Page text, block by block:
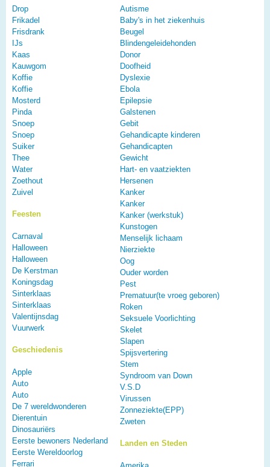
Drop
Frikadel
Frisdrank
IJs
Kaas
Kauwgom
Koffie
Koffie
Mosterd
Pinda
Snoep
Snoep
Suiker
Thee
Water
Zoethout
Zuivel
Feesten
Carnaval
Halloween
Halloween
De Kerstman
Koningsdag
Sinterklaas
Sinterklaas
Valentijnsdag
Vuurwerk
Geschiedenis
Apple
Auto
Auto
De 7 wereldwonderen
Dierentuin
Dinosauriërs
Eerste bewoners Nederland
Eerste Wereldoorlog
Ferrari
Autisme
Baby's in het ziekenhuis
Beugel
Blindengeleidehonden
Donor
Doofheid
Dyslexie
Ebola
Epilepsie
Galstenen
Gebit
Gehandicapte kinderen
Gehandicapten
Gewicht
Hart- en vaatziekten
Hersenen
Kanker
Kanker
Kanker (werkstuk)
Kunstogen
Menselijk lichaam
Nierziekte
Oog
Ouder worden
Pest
Prematuur(te vroeg geboren)
Roken
Seksuele Voorlichting
Skelet
Slapen
Spijsvertering
Stem
Syndroom van Down
V.S.D
Virussen
Zonneziekte(EPP)
Zweten
Landen en Steden